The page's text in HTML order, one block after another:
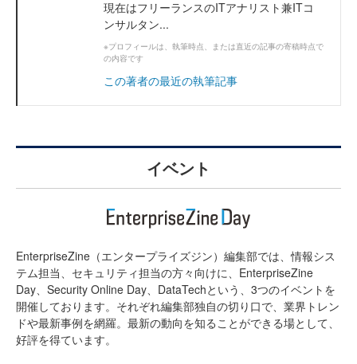
現在はフリーランスのITアナリスト兼ITコ
ンサルタン...
※プロフィールは、執筆時点、または直近の記事の寄稿時点で
の内容です
この著者の最近の執筆記事
イベント
EnterpriseZine（エンタープライズジン）編集部では、情報シス
テム担当、セキュリティ担当の方々向けに、EnterpriseZine
Day、Security Online Day、DataTechという、3つのイベントを
開催しております。それぞれ編集部独自の切り口で、業界トレン
ドや最新事例を網羅。最新の動向を知ることができる場として、
好評を得ています。